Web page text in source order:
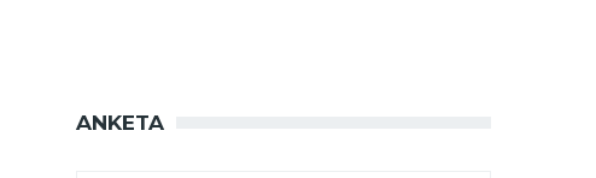
ANKETA